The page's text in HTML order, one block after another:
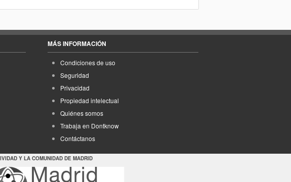
MÁS INFORMACIÓN
Condiciones de uso
Seguridad
Privacidad
Propiedad intelectual
Quiénes somos
Trabaja en Dontknow
Contáctanos
Y LA COMUNIDAD DE MADRID